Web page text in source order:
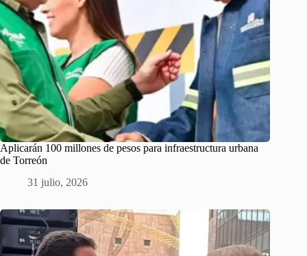
Aplicarán 100 millones de pesos para infraestructura urbana
de Torreón
31 julio, 2026